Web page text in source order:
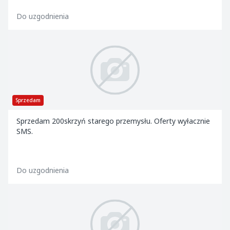
Do uzgodnienia
Sprzedam
Sprzedam 200skrzyń starego przemysłu. Oferty wyłacznie
SMS.
Do uzgodnienia